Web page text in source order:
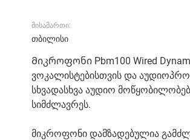
მისამართი:
თბილისი
Მიკროფონი Pbm100 Wired
ვოკალისტებისთვის და
სხვადასხვა აუდიო
სიმძლავრეს.
მიკროფონი დამზადებულია